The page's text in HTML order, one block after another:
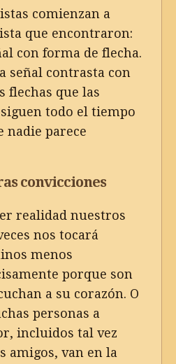
comienzan a
que encontraron:
con forma de flecha.
señal contrasta con
flechas que las
todo el tiempo
nadie parece
convicciones
realidad nuestros
nos tocará
menos
porque son
a su corazón. O
personas a
incluidos tal vez
amigos, van en la